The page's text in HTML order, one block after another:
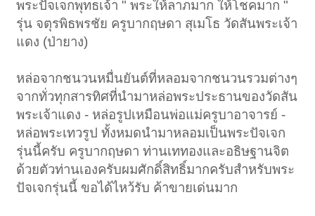
พระปัจเจกพุทธเจ้า " พระให้ลาภมาก ให้โชคมาก "
รุ่น จตุรพิธพรชัย ครูบากฤษดา สุเมโธ วัดสันพระเจ้า
แดง (ป่ายาง)
หล่อจากชนวนหมื่นยันต์ที่หลอมจากชนวนรวมต่างๆ
จากทั่วทุกสารทิศที่นำมาหล่อพระประธานของวัดสัน
พระเจ้าแดง - หล่อรูปเหมือนพ่อแม่ครูบาอาจารย์ -
หล่อพระเทวรูป ทั้งหมดนำมาหลอมเป็นพระปัจเจก
รุ่นนี้ครับ ครูบากฤษดา ท่านเททองและอธิษฐานจิต
ด้วยตัวท่านเองครับผมศักดิ์สิทธิ์มากครับสำหรับพระ
ปัจเจกรุ่นนี้ ขอได้ไหว้รับ ค้าขายเด่นมาก